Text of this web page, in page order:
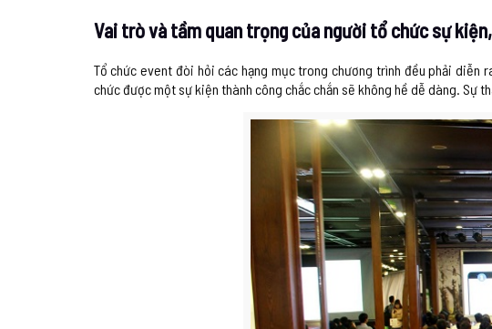
Vai trò và tầm quan trọng của người tổ chức sự
Tổ chức event đòi hỏi các hạng mục trong chương trình đều phải diễn
chức được một sự kiện thành công chắc chắn sẽ không hề dễ dàng. Sự